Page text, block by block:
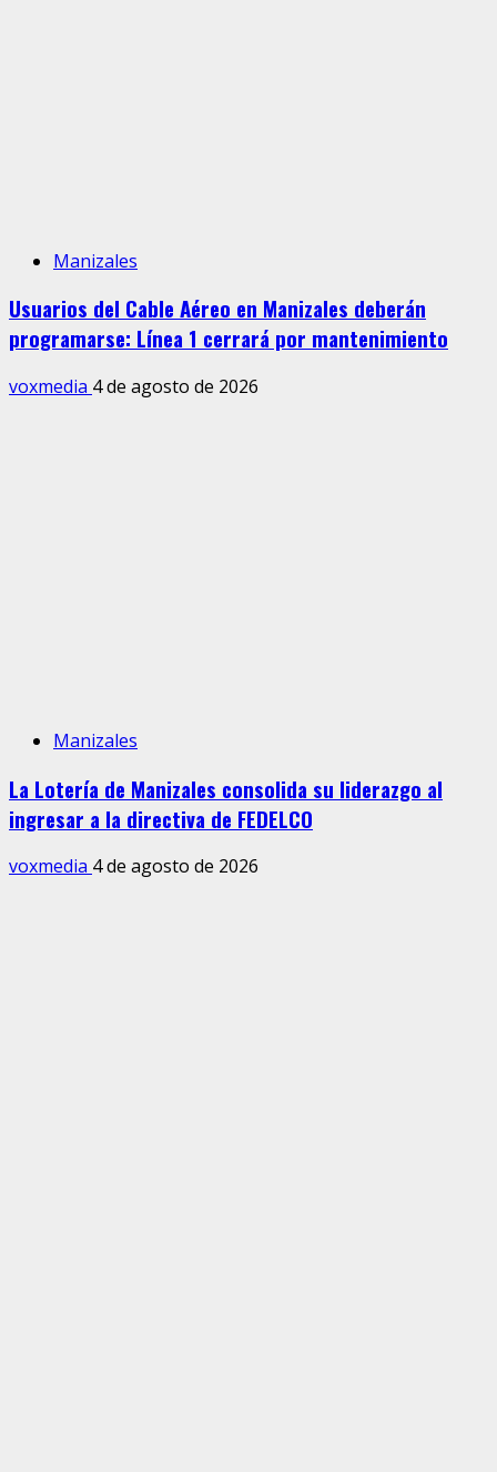
Manizales
Usuarios del Cable Aéreo en Manizales deberán
programarse: Línea 1 cerrará por mantenimiento
voxmedia 4 de agosto de 2026
Manizales
La Lotería de Manizales consolida su liderazgo al
ingresar a la directiva de FEDELCO
voxmedia 4 de agosto de 2026